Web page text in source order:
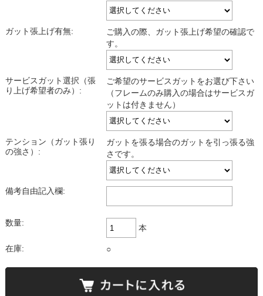
ガット張上げ有無:
ご購入の際、ガット張上げ希望の確認で
す。
サービスガット選択（張
り上げ希望者のみ）:
ご希望のサービスガットをお選び下さい
（フレームのみ購入の場合はサービスガ
ットは付きません）
テンション（ガット張り
の強さ）:
ガットを張る場合のガットを引っ張る強
さです。
備考自由記入欄:
数量:
本
在庫: ○